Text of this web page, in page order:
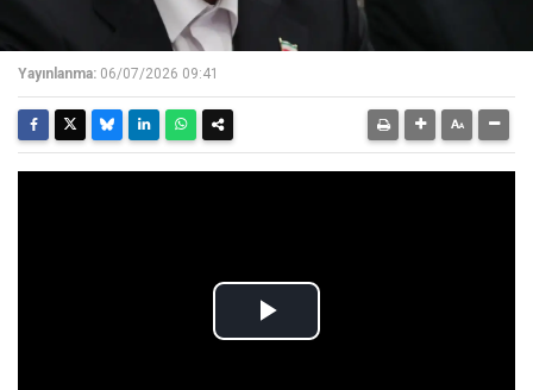
Yayınlanma: 06/07/2026 09:41